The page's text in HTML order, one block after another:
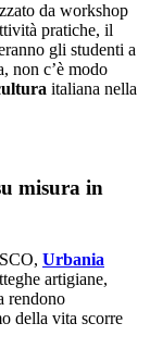
da workshop
pratiche, il
gli studenti a
non c’è modo
italiana nella
misura in
Urbania
artigiane,
rendono
della vita scorre